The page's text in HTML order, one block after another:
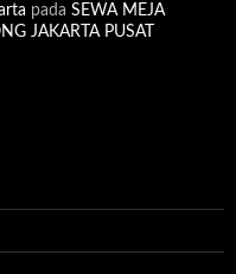
pada SEWA MEJA
JAKARTA PUSAT